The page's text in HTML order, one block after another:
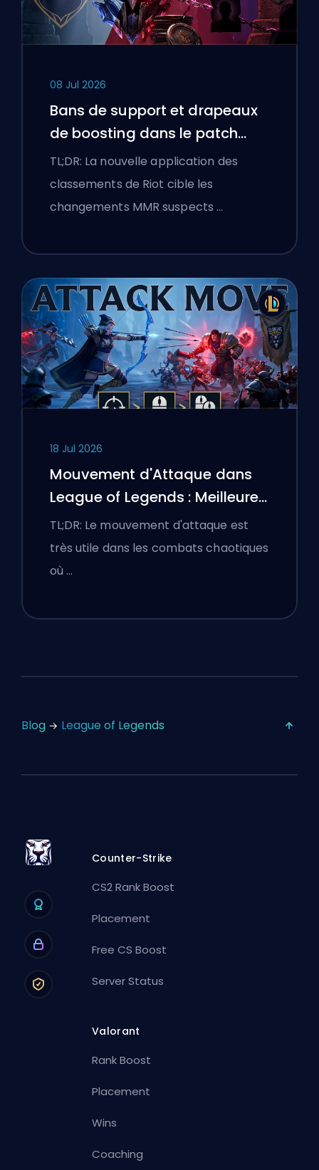
08 Jul 2026
Bans de support et drapeaux
de boosting dans le patch
25.18 de League of Legends
TL;DR: La nouvelle application des
classements de Riot cible les
changements MMR suspects …
18 Jul 2026
Mouvement d'Attaque dans
League of Legends : Meilleures
Configurations
TL;DR: Le mouvement d'attaque est
très utile dans les combats chaotiques
où …
Blog League of Legends
Counter-Strike
CS2 Rank Boost
Placement
Free CS Boost
Server Status
Valorant
Rank Boost
Placement
Wins
Coaching